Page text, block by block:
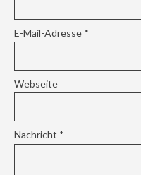
E-Mail-Adresse *
Webseite
Nachricht *